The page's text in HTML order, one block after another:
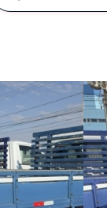
por meio
a